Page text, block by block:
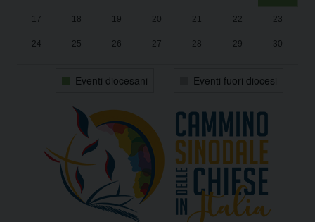
17 18 19 20 21 22 23
24 25 26 27 28 29 30
Eventi diocesani Eventi fuori diocesi